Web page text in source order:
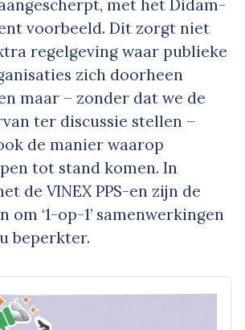
met het Didam-
voorbeeld. Dit zorgt niet
regelgeving waar publieke
zich doorheen
maar – zonder dat we de
ter discussie stellen –
de manier waarop
tot stand komen. In
de VINEX PPS-en zijn de
om ‘1-op-1’ samenwerkingen
beperkter.